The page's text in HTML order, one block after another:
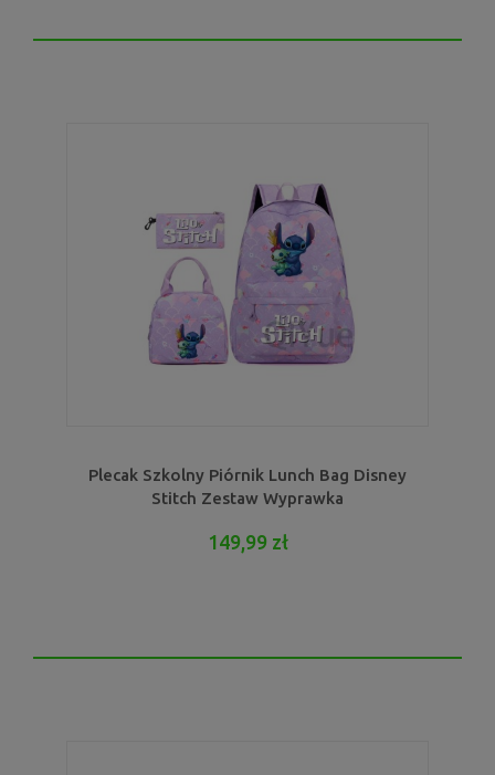
Plecak Szkolny Piórnik Lunch Bag Disney
Stitch Zestaw Wyprawka
149,99 zł